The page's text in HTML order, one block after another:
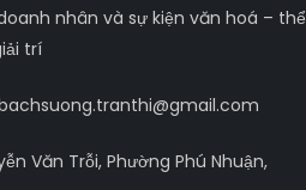
nhân và sự kiện văn hoá – thể
trí
Văn Trỗi, Phường Phú Nhuận,